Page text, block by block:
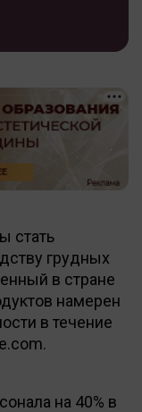
стать
грудных
в стране
намерен
в течение
на 40% в